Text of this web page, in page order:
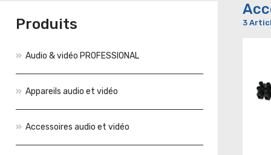
Produits
Audio & vidéo PROFESSIONAL
Appareils audio et vidéo
Accessoires audio et vidéo
3